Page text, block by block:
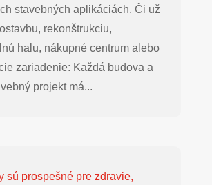
stavebných aplikáciách. Či už
rekonštrukciu,
halu, nákupné centrum alebo
zariadenie: Každá budova a
projekt má...